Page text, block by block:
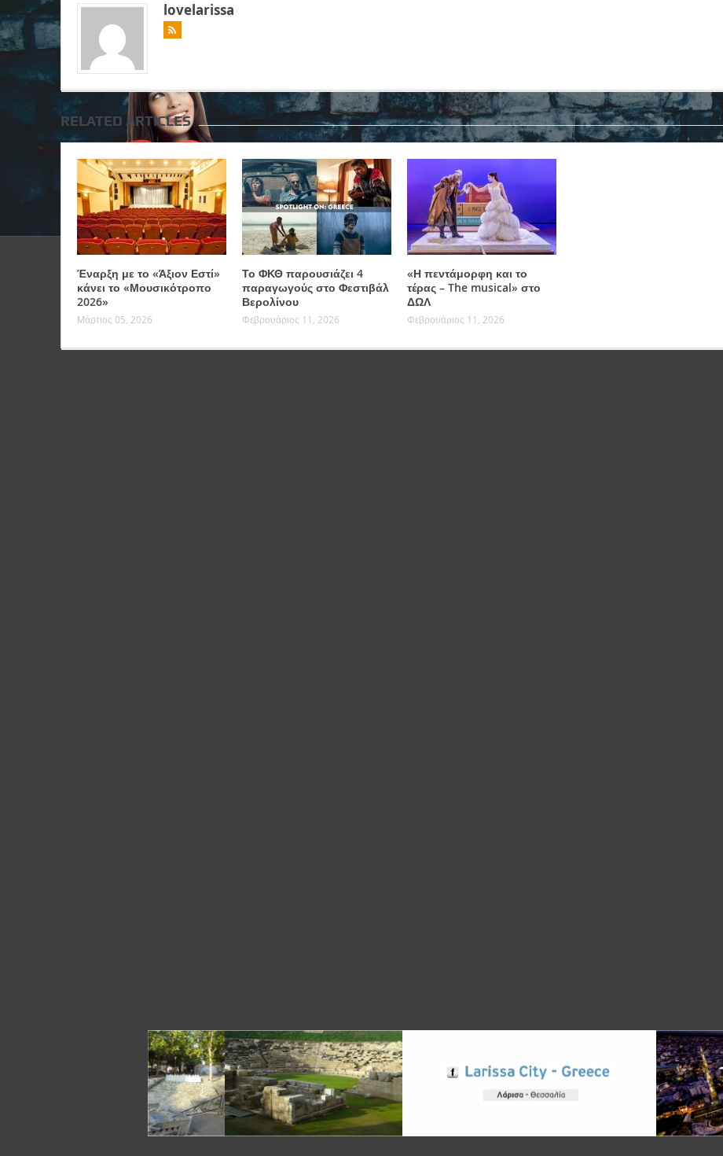
lovelarissa
RELATED ARTICLES
Έναρξη με το «Άξιον Εστί»
κάνει το «Μουσικότροπο
2026»
Μάρτιος 05, 2026
Το ΦΚΘ παρουσιάζει 4
παραγωγούς στο Φεστιβάλ
Βερολίνου
Φεβρουάριος 11, 2026
«Η πεντάμορφη και το
τέρας – The musical» στο
ΔΩΛ
Φεβρουάριος 11, 2026